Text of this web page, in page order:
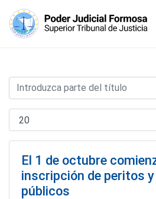
El 1 de octubre
inscripción de peritos
públicos